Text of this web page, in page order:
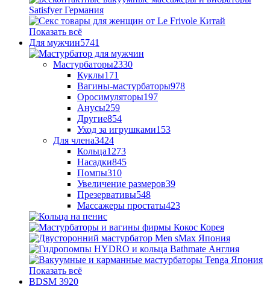
Показать всё
Для мужчин5741
Мастурбаторы2330
Куклы171
Вагины-мастурбаторы978
Оросимуляторы197
Анусы259
Другие854
Уход за игрушками153
Для члена3424
Кольца1273
Насадки845
Помпы310
Увеличение размеров39
Презервативы548
Массажеры простаты423
Показать всё
BDSM 3920